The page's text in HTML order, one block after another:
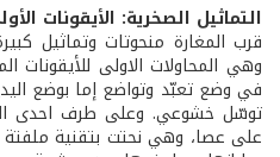
التماثيل الصخرية: الأيقونات
قرب المغارة منحوتات وتماثيل
وهي المحاولات الاولى للأيقونات
في وضع تعبّد وتواضع إما بوضع
توسّل خشوعي. وعلى طرف احدى
على عصا، وهي نحتت بتقنية ملفتة